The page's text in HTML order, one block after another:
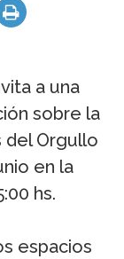
a una
sobre la
del Orgullo
en la
hs.
espacios